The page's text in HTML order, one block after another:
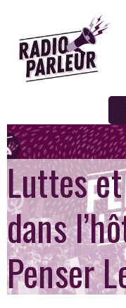
Luttes
dans
Penser